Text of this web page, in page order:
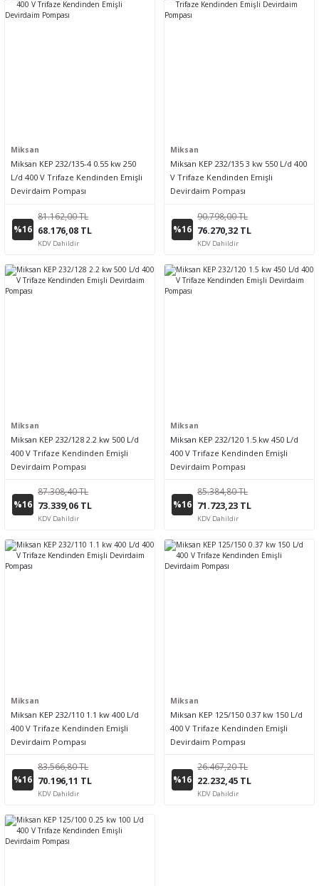
Miksan
Miksan KEP 232/135-4 0.55 kw 250
L/d 400 V Trifaze Kendinden Emişli
Devirdaim Pompası
%16
81.162,00 TL
68.176,08 TL
KDV Dahildir
Miksan
Miksan KEP 232/135 3 kw 550 L/d 400
V Trifaze Kendinden Emişli
Devirdaim Pompası
%16
90.798,00 TL
76.270,32 TL
KDV Dahildir
Miksan
Miksan KEP 232/128 2.2 kw 500 L/d
400 V Trifaze Kendinden Emişli
Devirdaim Pompası
%16
87.308,40 TL
73.339,06 TL
KDV Dahildir
Miksan
Miksan KEP 232/120 1.5 kw 450 L/d
400 V Trifaze Kendinden Emişli
Devirdaim Pompası
%16
85.384,80 TL
71.723,23 TL
KDV Dahildir
Miksan
Miksan KEP 232/110 1.1 kw 400 L/d
400 V Trifaze Kendinden Emişli
Devirdaim Pompası
%16
83.566,80 TL
70.196,11 TL
KDV Dahildir
Miksan
Miksan KEP 125/150 0.37 kw 150 L/d
400 V Trifaze Kendinden Emişli
Devirdaim Pompası
%16
26.467,20 TL
22.232,45 TL
KDV Dahildir